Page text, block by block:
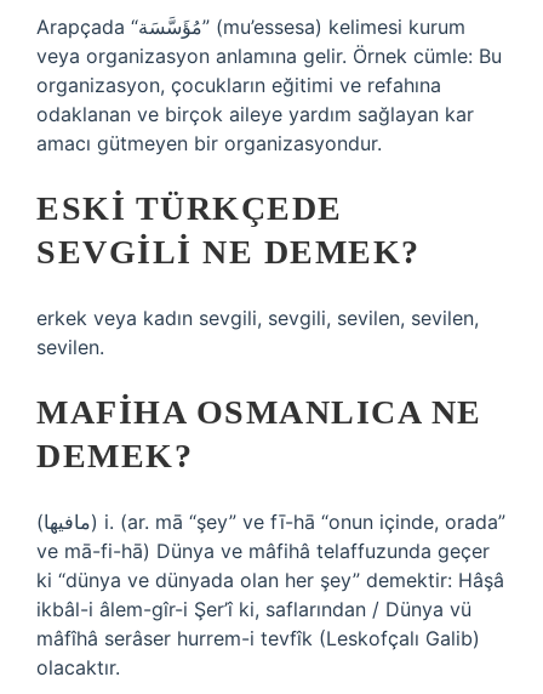
Arapçada “مُؤَسَّسَة” (mu’essesa) kelimesi kurum
veya organizasyon anlamına gelir. Örnek cümle: Bu
organizasyon, çocukların eğitimi ve refahına
odaklanan ve birçok aileye yardım sağlayan kar
amacı gütmeyen bir organizasyondur.
ESKI TÜRKÇEDE
SEVGILI NE DEMEK?
erkek veya kadın sevgili, sevgili, sevilen, sevilen,
sevilen.
MAFIHA OSMANLICA NE
DEMEK?
(ﻣﺎﻓﻴﻬﺎ) i. (ar. mā “şey” ve fī-hā “onun içinde, orada”
ve mā-fі-hā) Dünya ve mâfihâ telaffuzunda geçer
ki “dünya ve dünyada olan her şey” demektir: Hâşâ
ikbâl-i âlem-gîr-i Şer’î ki, saflarından / Dünya vü
mâfîhâ serâser hurrem-i tevfîk (Leskofçalı Galib)
olacaktır.